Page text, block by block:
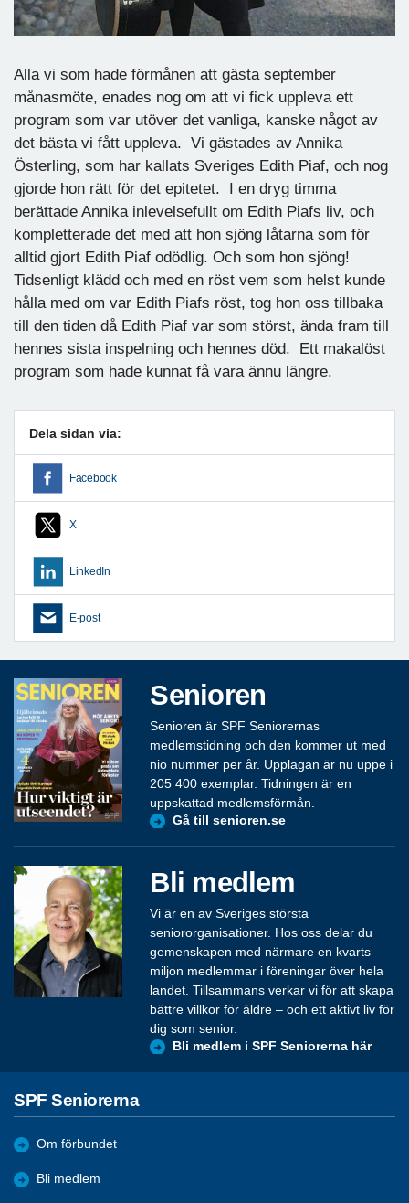
Alla vi som hade förmånen att gästa september
månasmöte, enades nog om att vi fick uppleva ett
program som var utöver det vanliga, kanske något av
det bästa vi fått uppleva. Vi gästades av Annika
Österling, som har kallats Sveriges Edith Piaf, och nog
gjorde hon rätt för det epitetet. I en dryg timma
berättade Annika inlevelsefullt om Edith Piafs liv, och
kompletterade det med att hon sjöng låtarna som för
alltid gjort Edith Piaf odödlig. Och som hon sjöng!
Tidsenligt klädd och med en röst vem som helst kunde
hålla med om var Edith Piafs röst, tog hon oss tillbaka
till den tiden då Edith Piaf var som störst, ända fram till
hennes sista inspelning och hennes död. Ett makalöst
program som hade kunnat få vara ännu längre.
Dela sidan via:
Facebook
X
LinkedIn
E-post
Senioren
Senioren är SPF Seniorernas
medlemstidning och den kommer ut med
nio nummer per år. Upplagan är nu uppe i
205 400 exemplar. Tidningen är en
uppskattad medlemsförmån.
Gå till senioren.se
Bli medlem
Vi är en av Sveriges största
seniororganisationer. Hos oss delar du
gemenskapen med närmare en kvarts
miljon medlemmar i föreningar över hela
landet. Tillsammans verkar vi för att skapa
bättre villkor för äldre – och ett aktivt liv för
dig som senior.
Bli medlem i SPF Seniorerna här
SPF Seniorerna
Om förbundet
Bli medlem